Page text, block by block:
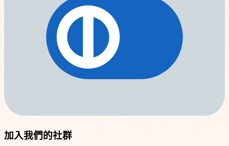
加入我們的社群